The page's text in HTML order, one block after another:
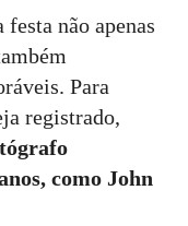
festa não apenas
Para
registrado,
como John